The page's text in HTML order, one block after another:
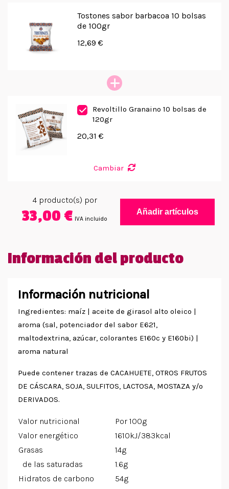
Tostones sabor barbacoa 10 bolsas
de 100gr
12,69 €
Revoltillo Granaino 10 bolsas de
120gr
20,31 €
Cambiar
4producto(s) por
33,00 € IVA incluido
Añadir artículos
Información del producto
Información nutricional
Ingredientes: maíz | aceite de girasol alto oleico |
aroma (sal, potenciador del sabor E621,
maltodextrina, azúcar, colorantes E160c y E160bi) |
aroma natural
Puede contener trazas de CACAHUETE, OTROS FRUTOS
DE CÁSCARA, SOJA, SULFITOS, LACTOSA, MOSTAZA y/o
DERIVADOS.
Valor nutricional
Por 100g
Valor energético
1610kJ/383kcal
Grasas
14g
de las saturadas
1.6g
Hidratos de carbono
54g